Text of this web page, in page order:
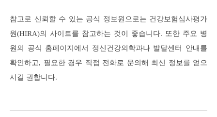
참고로 신뢰할 수 있는 공식 정보원으로는 건강보험심사평가
원(HIRA)의 사이트를 참고하는 것이 좋습니다. 또한 주요 병
원의 공식 홈페이지에서 정신건강의학과나 발달센터 안내를
확인하고, 필요한 경우 직접 전화로 문의해 최신 정보를 얻으
시길 권합니다.